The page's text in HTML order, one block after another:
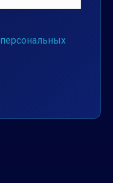
персональных